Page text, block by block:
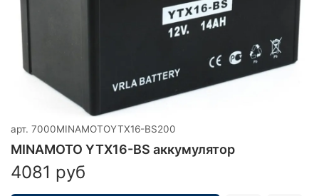
арт. 7000MINAMOTOYTX16-BS200
MINAMOTO YTX16-BS аккумулятор
4081 руб